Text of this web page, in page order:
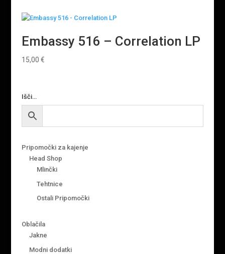
Embassy 516 – Correlation LP
15,00 €
Išči…
Pripomočki za kajenje
Head Shop
Mlinčki
Tehtnice
Ostali Pripomočki
Oblačila
Jakne
Modni dodatki